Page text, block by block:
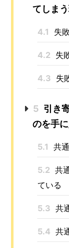
てしま
4.1 失
4.2 失
4.3 失
5 引き
のを手
5.1 共
5.2 共
ている
5.3 共
5.4 共